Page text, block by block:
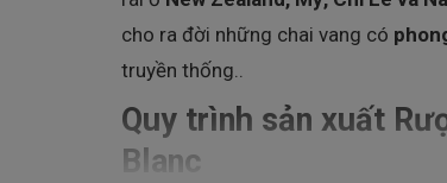
cho ra đời những chai vang có
truyền thống..
Quy trình sản xuất
Blanc